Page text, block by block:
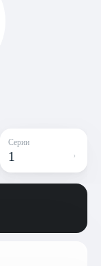
Серии
1